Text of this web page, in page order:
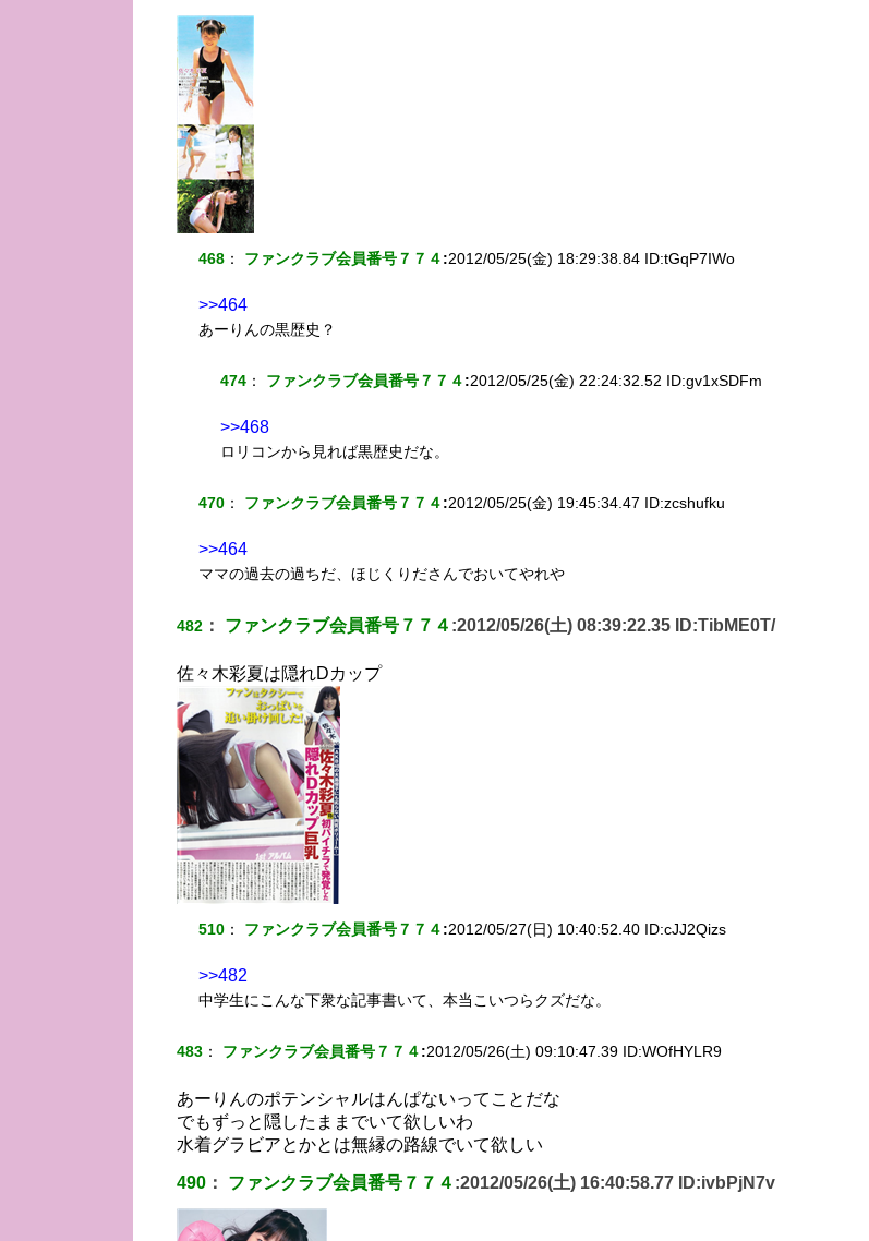
468 ： ファンクラブ会員番号７７４:2012/05/25(金) 18:29:38.84 ID:tGqP7IWo
>>464
あーりんの黒歴史？
474 ： ファンクラブ会員番号７７４:2012/05/25(金) 22:24:32.52 ID:gv1xSDFm
>>468
ロリコンから見れば黒歴史だな。
470 ： ファンクラブ会員番号７７４:2012/05/25(金) 19:45:34.47 ID:zcshufku
>>464
ママの過去の過ちだ、ほじくりださんでおいてやれや
482 ： ファンクラブ会員番号７７４ :2012/05/26(土) 08:39:22.35 ID:TibME0T/
佐々木彩夏は隠れDカップ
510 ： ファンクラブ会員番号７７４:2012/05/27(日) 10:40:52.40 ID:cJJ2Qizs
>>482
中学生にこんな下衆な記事書いて、本当こいつらクズだな。
483 ： ファンクラブ会員番号７７４:2012/05/26(土) 09:10:47.39 ID:WOfHYLR9
あーりんのポテンシャルはんぱないってことだな
でもずっと隠したままでいて欲しいわ
水着グラビアとかとは無縁の路線でいて欲しい
490 ： ファンクラブ会員番号７７４ :2012/05/26(土) 16:40:58.77 ID:ivbPjN7v